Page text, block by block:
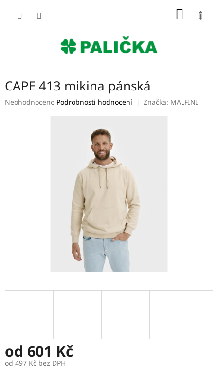
CAPE 413 mikina pánská
Průměrné
Neohodnoceno Podrobnosti hodnocení Značka: MALFINI
od 601 Kč
od 497 Kč bez DPH